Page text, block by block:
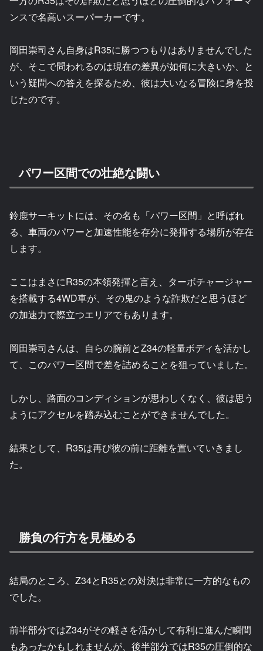
ンスで名高いスーパーカーです。
岡田崇司さん自身はR35に勝つつもりはありませんでした
が、そこで問われるのは現在の差異が如何に大きいか、と
いう疑問への答えを探るため、彼は大いなる冒険に身を投
じたのです。
パワー区間での壮絶な闘い
鈴鹿サーキットには、その名も「パワー区間」と呼ばれ
る、車両のパワーと加速性能を存分に発揮する場所が存在
します。
ここはまさにR35の本領発揮と言え、ターボチャージャー
を搭載する4WD車が、その鬼のような詐欺だと思うほど
の加速力で際立つエリアでもあります。
岡田崇司さんは、自らの腕前とZ34の軽量ボディを活かし
て、このパワー区間で差を詰めることを狙っていました。
しかし、路面のコンディションが思わしくなく、彼は思う
ようにアクセルを踏み込むことができませんでした。
結果として、R35は再び彼の前に距離を置いていきまし
た。
勝負の行方を見極める
結局のところ、Z34とR35との対決は非常に一方的なもの
でした。
前半部分ではZ34がその軽さを活かして有利に進んだ瞬間
もあったかもしれませんが、後半部分ではR35の圧倒的な